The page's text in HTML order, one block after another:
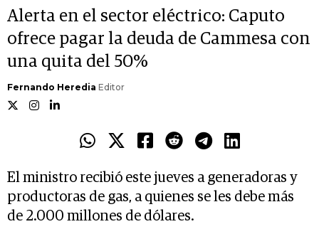
Alerta en el sector eléctrico: Caputo
ofrece pagar la deuda de Cammesa con
una quita del 50%
Fernando Heredia Editor
El ministro recibió este jueves a generadoras y
productoras de gas, a quienes se les debe más
de 2.000 millones de dólares.